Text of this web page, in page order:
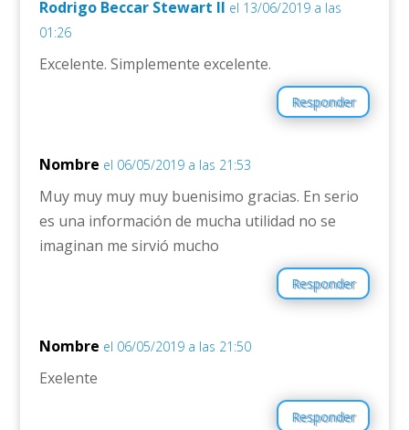
Rodrigo Beccar Stewart II el 13/06/2019 a las
01:26
Excelente. Simplemente excelente.
Responder
Nombre el 06/05/2019 a las 21:53
Muy muy muy muy buenisimo gracias. En serio
es una información de mucha utilidad no se
imaginan me sirvió mucho
Responder
Nombre el 06/05/2019 a las 21:50
Exelente
Responder